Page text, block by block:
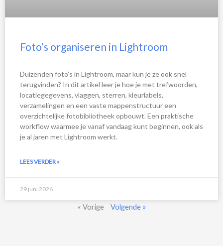
Foto’s organiseren in Lightroom
Duizenden foto’s in Lightroom, maar kun je ze ook snel
terugvinden? In dit artikel leer je hoe je met trefwoorden,
locatiegegevens, vlaggen, sterren, kleurlabels,
verzamelingen en een vaste mappenstructuur een
overzichtelijke fotobibliotheek opbouwt. Een praktische
workflow waarmee je vanaf vandaag kunt beginnen, ook als
je al jaren met Lightroom werkt.
LEES VERDER »
29 juni 2026
« Vorige Volgende »